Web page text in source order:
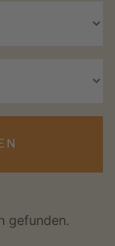
gefunden.